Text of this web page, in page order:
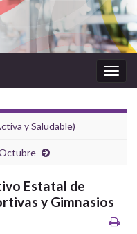
la
y Saludable)
Estatal de
y Gimnasios